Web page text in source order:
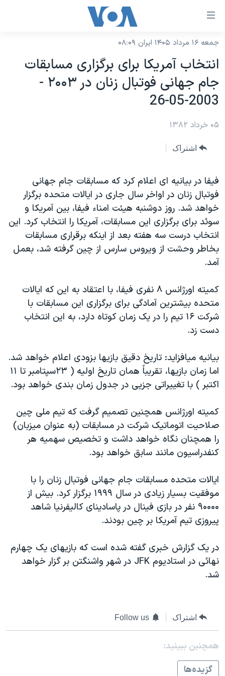
لینکهای
دسترسی
جهش
محتوای
اصلی
به
صفحه
به
جستجو
نسخه سبک وب‌سایت
موضوع ها
آمریکا
جهان
گزیده‌ها
ویژه برنامه‌ها
ویدیوها
فرهنگ و زندگی
حقوق شهروندی
علم و فناوری
اسرائیل در جنگ
گالری عکس
برنامه های تلویزیونی
جدول برنامه ها
صفحه‌های ویژه
عملیات خشم حماسی
۲۵۰سالگی آمریکا
بایگانی برنامه‌های تلویزیونی
مستندها
انتخابات ریاست جمهوری آمریکا ۲۰۲۴
رمز مهسا
ورزش زنان در ایران
اعتراضات زن، زندگی، آزادی
تریبونال مردمی آبان ۹۸
دادگاه حمید نوری
قانون شفافیت دارائی کادر رهبری ایران
اعتراضات مردمی آبان ۹۸
اسرائیل در جنگ
همایش محافظه‌کاران آمریکا «سی‌پک»
صفحه‌های ویژه
سفر پرزیدنت ترامپ به چین
پخش رادیویی
یادگیری زبان انگلیسی
دنبال کنید
زبانهای مختلف
جمعه ۱۶ مرداد ۱۴۰۵ ایران ۰۸:۰۹
انتخاب آمريکا برای برگزاری مسابقات
جام جهانی فوتبال زنان در ۲۰۰۳ -
2003-05-26
۰۵ خرداد ۱۳۸۲
اشتراک
فيفا در بيانيه ای اعلام کرد که مسابقات جام جهانی
فوتبال زنان در اواخر سال جاری در ايالات متحده برگزار
خواهد شد. روز دوشنبه هيئت امناء فيفا، بين آمريکا و
سوئد برای برگزاری اين مسابقات، آمريکا را انتخاب کرد. اين
انتخاب درست سه هفته بعد از اينکه برقراری مسابقات
بخاطر وحشت از ويروس سارس از چين گرفته شد، بعمل
آمد.
کميته اورژانس ۸ نفری فيفا، با اعتقاد به اين که ايالات
متحده بيشترين آمادگی برای برگزاری اين مسابقات با
شرکت ۱۶ تيم را در يک زمان کوتاه دارد، به اين انتخاب
دست زد.
بيانيه ميافزايد: تاريخ دقيق بازيها بزودی اعلام خواهد شد.
اما زمان بازيها، تقريباً همان تاريخ اوليه ( ۲۳سپتامبر تا ۱۱
اکتبر ) با تغييراتی جزيی در جدول زمان بندی خواهد بود.
کميته اورژانس همچنين تصميم گرفت که تيم ملی چين
صلاحيت اتوماتيک شرکت در مسابقات (به عنوان ميزبان)
را همچنان نگاه خواهد داشت و تخصيص سهميه هر
کنفدراسيون مانند سابق خواهد بود.
ايالات متحده مسابقات جام جهانی فوتبال زنان را با
موفقيت بسيار زيادی در سال ۱۹۹۹ برگزار کرد. بيش از
۹۰۰۰۰ نفر در بازی فينال در پاسادينای کاليفرنيا شاهد
پيروزی تيم آمريکا بر چين بودند.
در يک گزارش خبری گفته شده است که بازيهای يک چهارم
نهائی در استاديوم JFK در شهر واشنگتن بر گزار خواهد
شد.
اشتراک Follow us
همچنبن ببینید:
گزيده‌ها